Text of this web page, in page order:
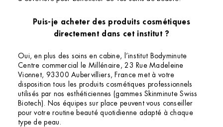
Puis-je acheter des produits cosmétiques
directement dans cet institut ?
Oui, en plus des soins en cabine, l’institut Bodyminute
Centre commercial le Millénaire, 23 Rue Madeleine
Vionnet, 93300 Aubervilliers, France met à votre
disposition tous les produits cosmétiques professionnels
utilisés par nos esthéticiennes (gammes Skinminute Swiss
Biotech). Nos équipes sur place peuvent vous conseiller
pour votre routine beauté quotidienne adapté à chaque
type de peau.